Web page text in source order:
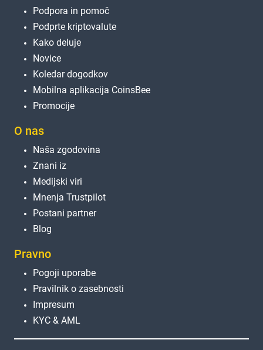
Podpora in pomoč
Podprte kriptovalute
Kako deluje
Novice
Koledar dogodkov
Mobilna aplikacija CoinsBee
Promocije
O nas
Naša zgodovina
Znani iz
Medijski viri
Mnenja Trustpilot
Postani partner
Blog
Pravno
Pogoji uporabe
Pravilnik o zasebnosti
Impresum
KYC & AML